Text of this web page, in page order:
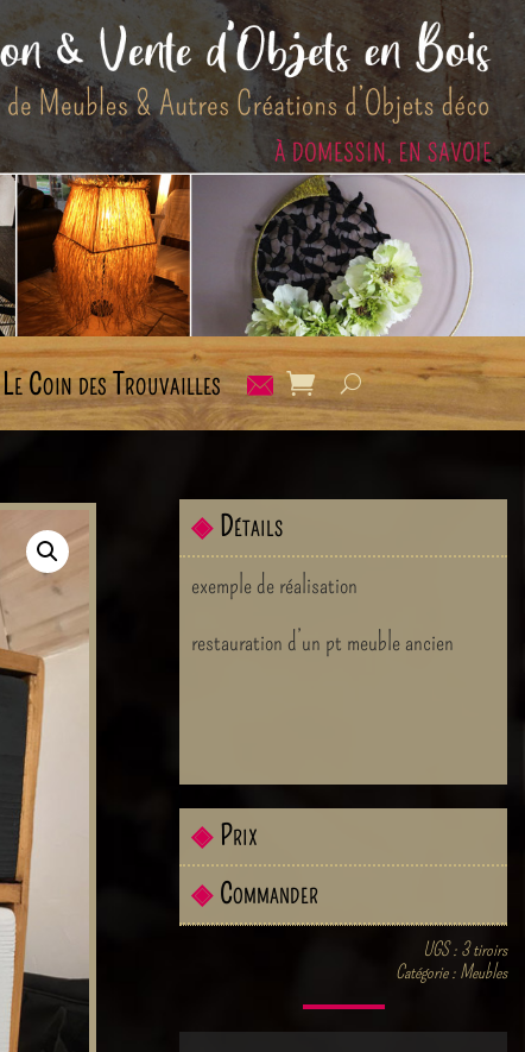
Le Coin des Trouvailles
◈ Détails
exemple de réalisation
restauration d’un pt meuble ancien
◈ Prix
◈ Commander
UGS : 3 tiroirs
Catégorie : Meubles